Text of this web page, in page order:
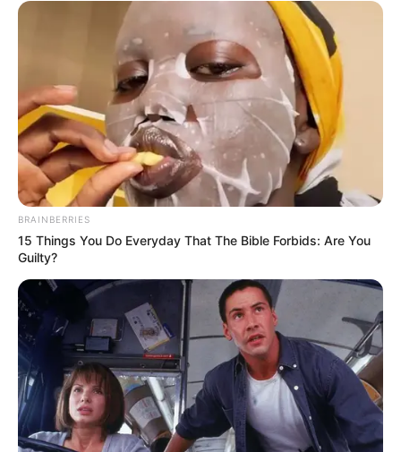
BRAINBERRIES
15 Things You Do Everyday That The Bible Forbids: Are You
Guilty?